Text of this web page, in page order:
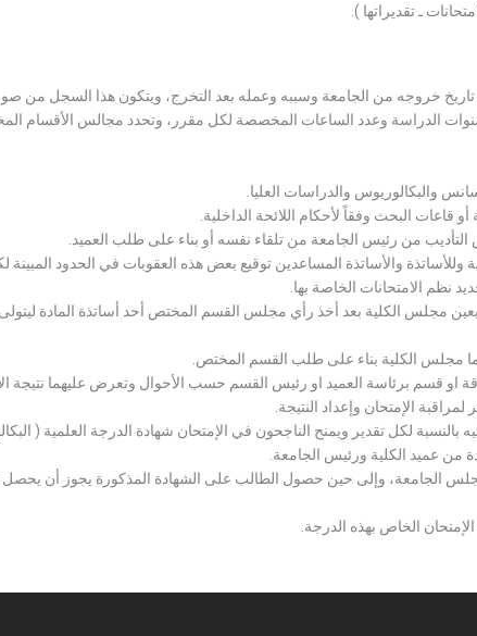
ـ تقديراتها ).
خروجه من الجامعة وسببه وعمله بعد التخرج، ويتكون هذا السجل من
سنوات الدراسة وعدد الساعات المخصصة لكل مقرر، وتحدد مجالس
والبكالوريوس والدراسات العليا.
البحث وفقاً لأحكام اللائحة الداخلية.
من رئيس الجامعة من تلقاء نفسه أو بناء على طلب العميد.
والأساتذة المساعدين توقيع بعض هذه العقوبات في الحدود المبينة
نظم الامتحانات الخاصة بها.
يعين مجلس الكلية بعد أخذ رأي مجلس القسم المختص أحد أساتذة المادة
مجلس الكلية بناء على طلب القسم المختص.
قسم برئاسة العميد او رئيس القسم حسب الأحوال وتعرض عليهما نتيجة
الإمتحان وإعداد النتيجة.
لكل تقدير ويمنح الناجحون في الإمتحان شهادة الدرجة العلمية (
من عميد الكلية ورئيس الجامعة.
الجامعة، وإلى حين حصول الطالب على الشهادة المذكورة يجوز أن يحصل
الخاص بهذه الدرجة.